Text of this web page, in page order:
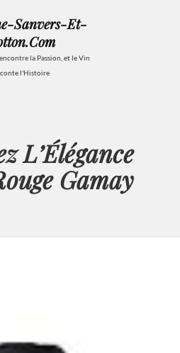
Sanvers-Et-
la Passion, et le Vin
l'Histoire
L’Élégance
Gamay